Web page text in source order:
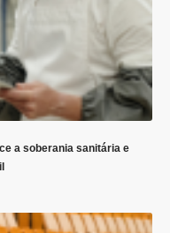
a soberania sanitária e